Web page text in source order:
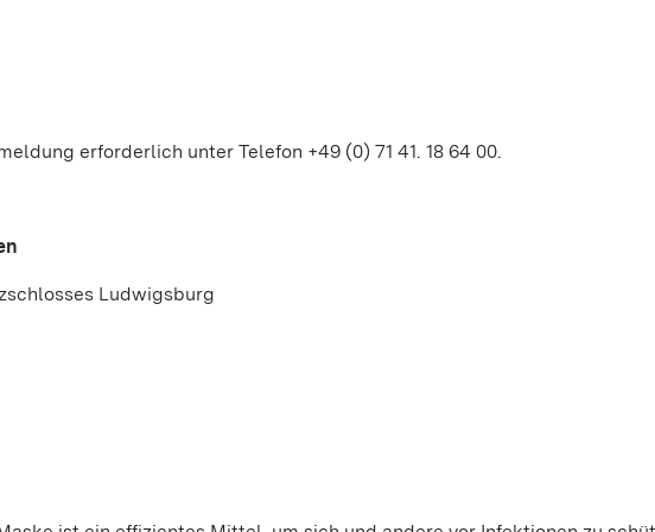
erforderlich unter Telefon +49 (0) 71 41. 18 64 00.
Ludwigsburg